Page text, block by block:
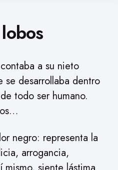
a su nieto
se desarrollaba dentro
todo ser humano.
negro: representa la
arrogancia,